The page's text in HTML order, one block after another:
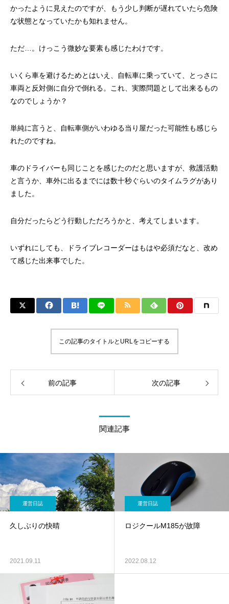
かったように見えたのですが、もう少し判断が遅れていたら危険
な状態となっていたかも知れません。
ただ…。けっこう微妙な要素も感じたわけです。
いくら車を避けるためとはいえ、自転車に乗っていて、とっさに
車両と反対側に自分で倒れる。これ、実際問題として出来るもの
なのでしょうか？
単純に言うと、自転車側がいわゆる当り屋だった可能性も感じら
れたのですね。
車のドライバーも同じことを感じたのだと思いますが、救護活動
と言うか、車外に出るまでには数十秒ぐらいのタイムラグがあり
ました。
自分だったらどう行動しただろうかと、考えてしまいます。
いずれにしても、ドライブレコーダーはもはや必須だなと、改め
て感じた出来事でした。
この記事のタイトルとURLをコピーする
前の記事 次の記事
関連記事
運営日誌
久しぶりの快晴
2021.09.11
運営日誌
ロジクールM185が故障
2022.08.12